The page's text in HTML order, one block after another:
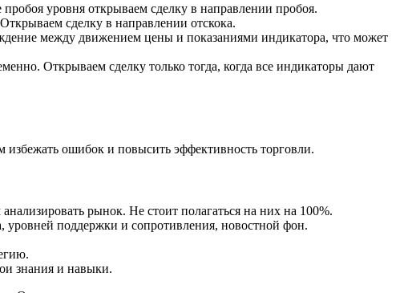
уровня открываем сделку в направлении пробоя.
сделку в направлении отскока.
между движением цены и показаниями индикатора, что может
Открываем сделку только тогда, когда все индикаторы дают
ошибок и повысить эффективность торговли.
рынок. Не стоит полагаться на них на 100%.
уровней поддержки и сопротивления, новостной фон.
знания и навыки.